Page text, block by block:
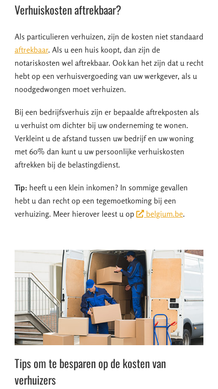
Verhuiskosten aftrekbaar?
Als particulieren verhuizen, zijn de kosten niet standaard
aftrekbaar. Als u een huis koopt, dan zijn de
notariskosten wel aftrekbaar. Ook kan het zijn dat u recht
hebt op een verhuisvergoeding van uw werkgever, als u
noodgedwongen moet verhuizen.
Bij een bedrijfsverhuis zijn er bepaalde aftrekposten als
u verhuist om dichter bij uw onderneming te wonen.
Verkleint u de afstand tussen uw bedrijf en uw woning
met 60% dan kunt u uw persoonlijke verhuiskosten
aftrekken bij de belastingdienst.
Tip: heeft u een klein inkomen? In sommige gevallen
hebt u dan recht op een tegemoetkoming bij een
verhuizing. Meer hierover leest u op
belgium.be.
Tips om te besparen op de kosten van
verhuizers